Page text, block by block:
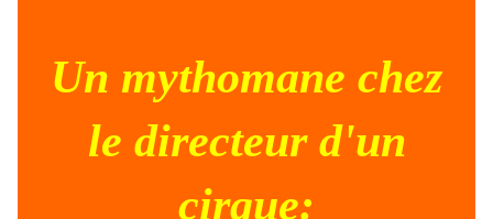
Un mythomane chez
le directeur d'un
cirque: